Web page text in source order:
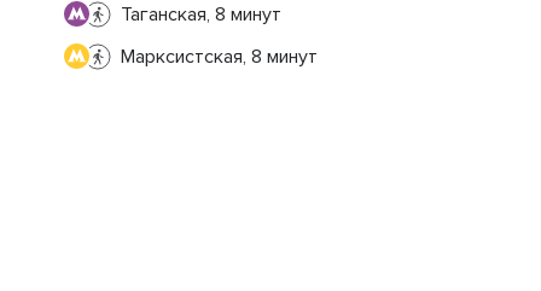
Таганская, 8 минут
Марксистская, 8 минут